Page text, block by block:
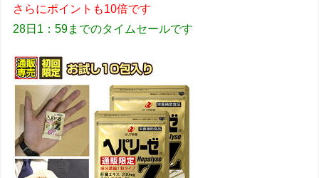
さらにポイントも10倍です
28日1：59までのタイムセールです